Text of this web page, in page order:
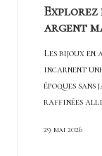
Explorez
argent
Les bijoux en
incarnent
époques sans
raffinées
29 mai 2026